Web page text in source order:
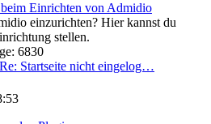
Einrichten von Admidio
einzurichten? Hier kannst du
stellen.
: 6830
Re: Startseite nicht eingelog…
Beitrag